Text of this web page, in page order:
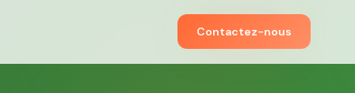
Contactez-nous